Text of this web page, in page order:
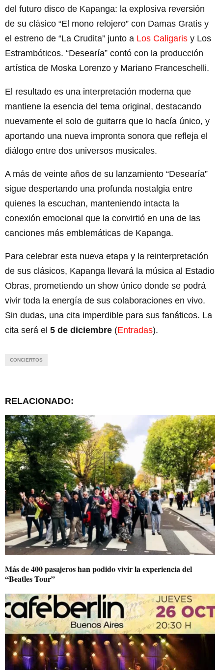
del futuro disco de Kapanga: la explosiva reversión
de su clásico “El mono relojero” con Damas Gratis y
el estreno de “La Crudita” junto a Los Caligaris y Los
Estrambóticos. “Desearía” contó con la producción
artística de Moska Lorenzo y Mariano Franceschelli.
El resultado es una interpretación moderna que
mantiene la esencia del tema original, destacando
nuevamente el solo de guitarra que lo hacía único, y
aportando una nueva impronta sonora que refleja el
diálogo entre dos universos musicales.
A más de veinte años de su lanzamiento “Desearía”
sigue despertando una profunda nostalgia entre
quienes la escuchan, manteniendo intacta la
conexión emocional que la convirtió en una de las
canciones más emblemáticas de Kapanga.
Para celebrar esta nueva etapa y la reinterpretación
de sus clásicos, Kapanga llevará la música al Estadio
Obras, prometiendo un show único donde se podrá
vivir toda la energía de sus colaboraciones en vivo.
Sin dudas, una cita imperdible para sus fanáticos. La
cita será el 5 de diciembre (Entradas).
CONCIERTOS
RELACIONADO:
Más de 400 pasajeros han podido vivir la experiencia del
“Beatles Tour”